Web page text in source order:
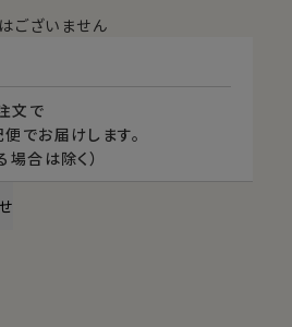
ございません
文で
便 でお届けします。
合は除く）